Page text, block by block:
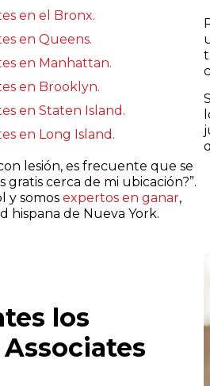
en el Bronx.
en Queens.
en Manhattan.
en Brooklyn.
en Staten Island.
en Long Island.
lesión, es frecuente que se
cerca de mi ubicación?”.
y somos expertos en ganar,
hispana de Nueva York.
los